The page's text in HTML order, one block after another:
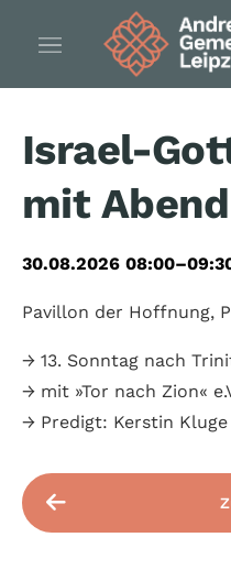
Israel-
mit
30.08.2026
Pavillon der Hoffnung,
→ 13. Sonntag nach
→ mit »Tor nach Zion«
→ Predigt: Kerstin Kluge